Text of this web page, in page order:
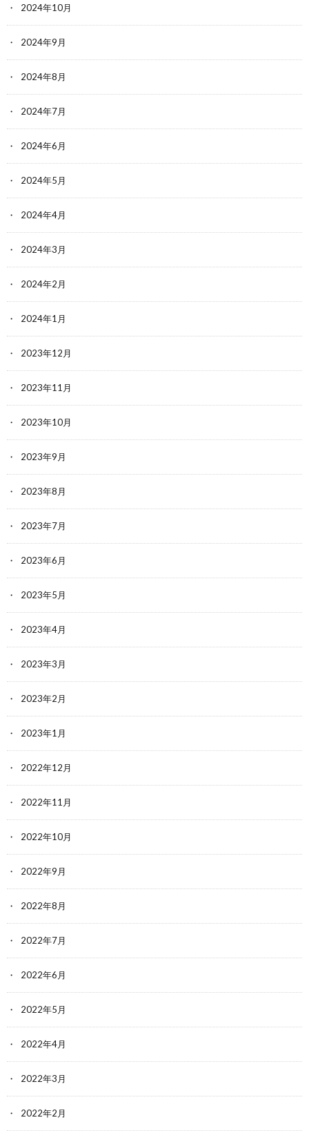
2024年10月
2024年9月
2024年8月
2024年7月
2024年6月
2024年5月
2024年4月
2024年3月
2024年2月
2024年1月
2023年12月
2023年11月
2023年10月
2023年9月
2023年8月
2023年7月
2023年6月
2023年5月
2023年4月
2023年3月
2023年2月
2023年1月
2022年12月
2022年11月
2022年10月
2022年9月
2022年8月
2022年7月
2022年6月
2022年5月
2022年4月
2022年3月
2022年2月